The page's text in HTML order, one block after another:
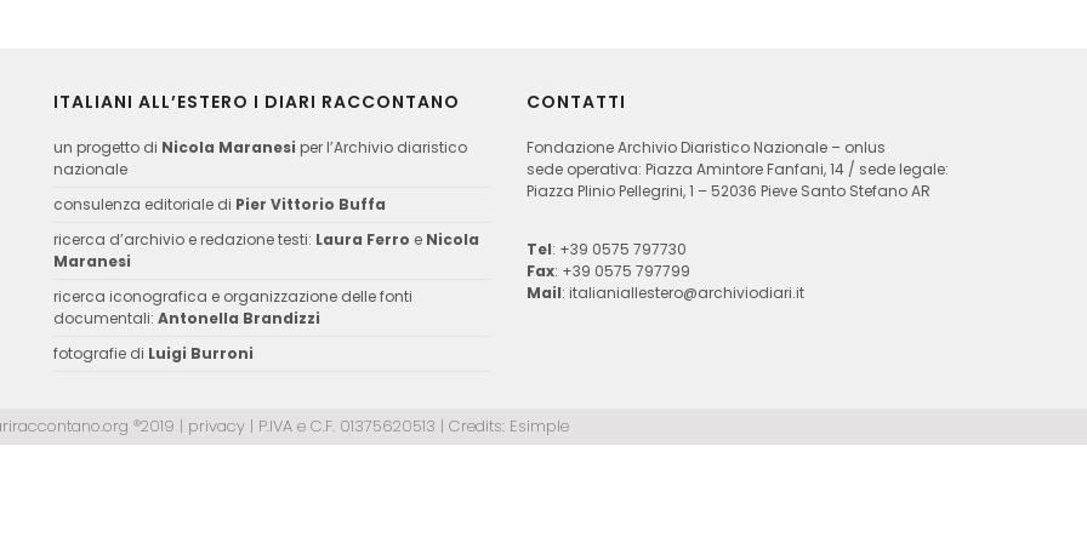
ITALIANI ALL’ESTERO I DIARI RACCONTANO
un progetto di Nicola Maranesi per l’Archivio diaristico
nazionale
consulenza editoriale di Pier Vittorio Buffa
ricerca d’archivio e redazione testi: Laura Ferro e Nicola
Maranesi
ricerca iconografica e organizzazione delle fonti
documentali: Antonella Brandizzi
fotografie di Luigi Burroni
CONTATTI
Fondazione Archivio Diaristico Nazionale – onlus
sede operativa: Piazza Amintore Fanfani, 14 / sede legale:
Piazza Plinio Pellegrini, 1 – 52036 Pieve Santo Stefano AR
Tel: +39 0575 797730
Fax: +39 0575 797799
Mail: italianiallestero@archiviodiari.it
®2019 | privacy| P.IVA e C.F. 01375620513 | Credits: Esimple